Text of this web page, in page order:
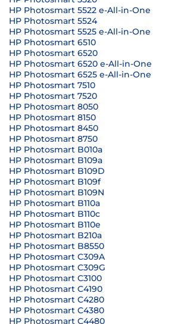
HP Photosmart 5522 e-All-in-One
HP Photosmart 5524
HP Photosmart 5525 e-All-in-One
HP Photosmart 6510
HP Photosmart 6520
HP Photosmart 6520 e-All-in-One
HP Photosmart 6525 e-All-in-One
HP Photosmart 7510
HP Photosmart 7520
HP Photosmart 8050
HP Photosmart 8150
HP Photosmart 8450
HP Photosmart 8750
HP Photosmart B010a
HP Photosmart B109a
HP Photosmart B109D
HP Photosmart B109f
HP Photosmart B109N
HP Photosmart B110a
HP Photosmart B110c
HP Photosmart B110e
HP Photosmart B210a
HP Photosmart B8550
HP Photosmart C309A
HP Photosmart C309G
HP Photosmart C3100
HP Photosmart C4190
HP Photosmart C4280
HP Photosmart C4380
HP Photosmart C4480